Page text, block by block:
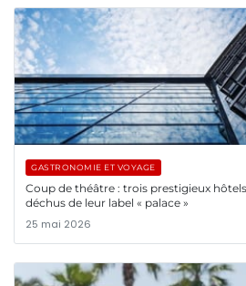
GASTRONOMIE ET VOYAGE
Coup de théâtre : trois prestigieux
déchus de leur label « palace »
25 mai 2026